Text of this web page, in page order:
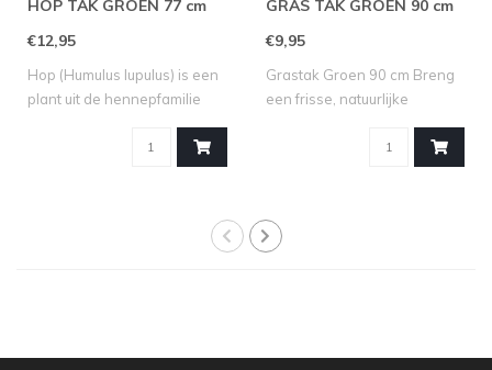
HOP TAK GROEN 77 cm
€12,95
Hop (Humulus lupulus) is een
plant uit de hennepfamilie
GRAS TAK GROEN 90 cm
€9,95
Grastak Groen 90 cm Breng
een frisse, natuurlijke